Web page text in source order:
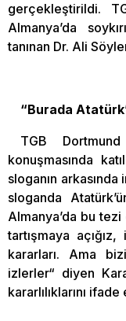
gerçekleştirildi.
Almanya’da
tanınan Dr. Ali
“Burada
TGB
konuşmasında
sloganın
sloganda
Almanya’da bu
tartışmaya
kararları. Ama
izlerler“ diyen
kararlılıklarını ifade